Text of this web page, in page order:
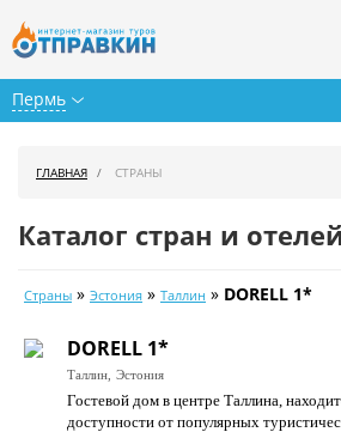
Пермь
Календарь туров
Цены дня
Страны
ГЛАВНАЯ СТРАНЫ
Каталог стран и
Страны » Эстония » Таллин » DORELL 1*
DORELL 1*
Таллин, Эстония
Гостевой дом в центре Таллина,
доступности от популярных